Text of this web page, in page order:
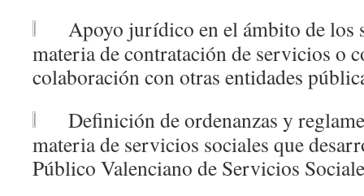
Apoyo jurídico en el ámbito de los
materia de contratación de servicios o
colaboración con otras entidades
Definición de ordenanzas y
materia de servicios sociales que
Público Valenciano de Servicios